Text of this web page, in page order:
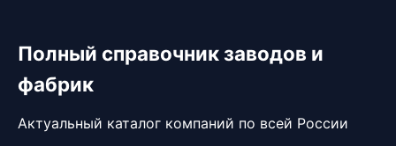
Полный справочник заводов и
фабрик
Актуальный каталог компаний по всей России